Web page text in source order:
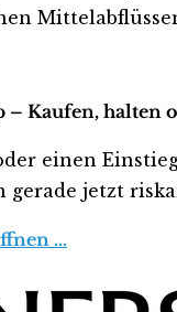
– Kaufen, halten
einen
jetzt
…